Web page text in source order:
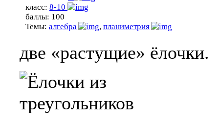
класс: 8-10
баллы: 100
Темы: алгебра , планиметрия
две «растущие» ёлочки.